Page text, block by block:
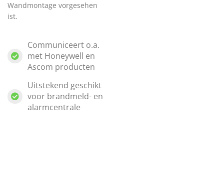
Wandmontage vorgesehen
ist.
Communiceert o.a.
met Honeywell en
Ascom producten
Uitstekend geschikt
voor brandmeld- en
alarmcentrale